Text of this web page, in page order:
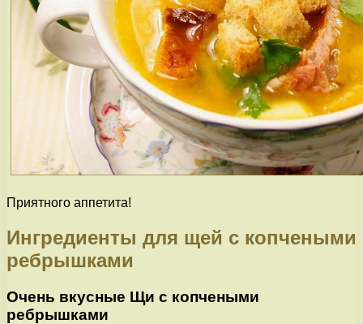
Приятного аппетита!
Ингредиенты для щей с копчеными
ребрышками
Очень вкусные Щи с копчеными
ребрышками